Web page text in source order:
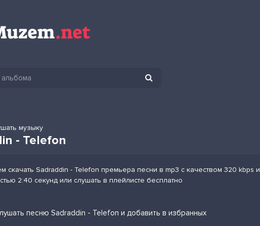
музыку
- Telefon
скачать Sadraddin - Telefon премьера песни в mp3 с качеством 320 kbps и
2:40 секунд или слушать в плейлисте бесплатно
песню Sadraddin - Telefon и добавить в избранных